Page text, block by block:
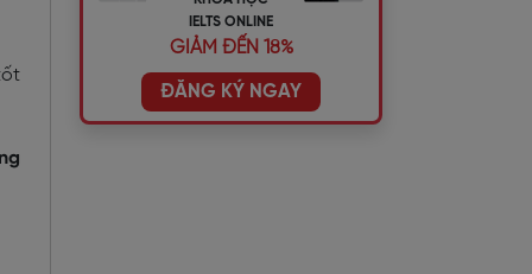
IELTS ONLINE
GIẢM ĐẾN 18%
ĐĂNG KÝ NGAY